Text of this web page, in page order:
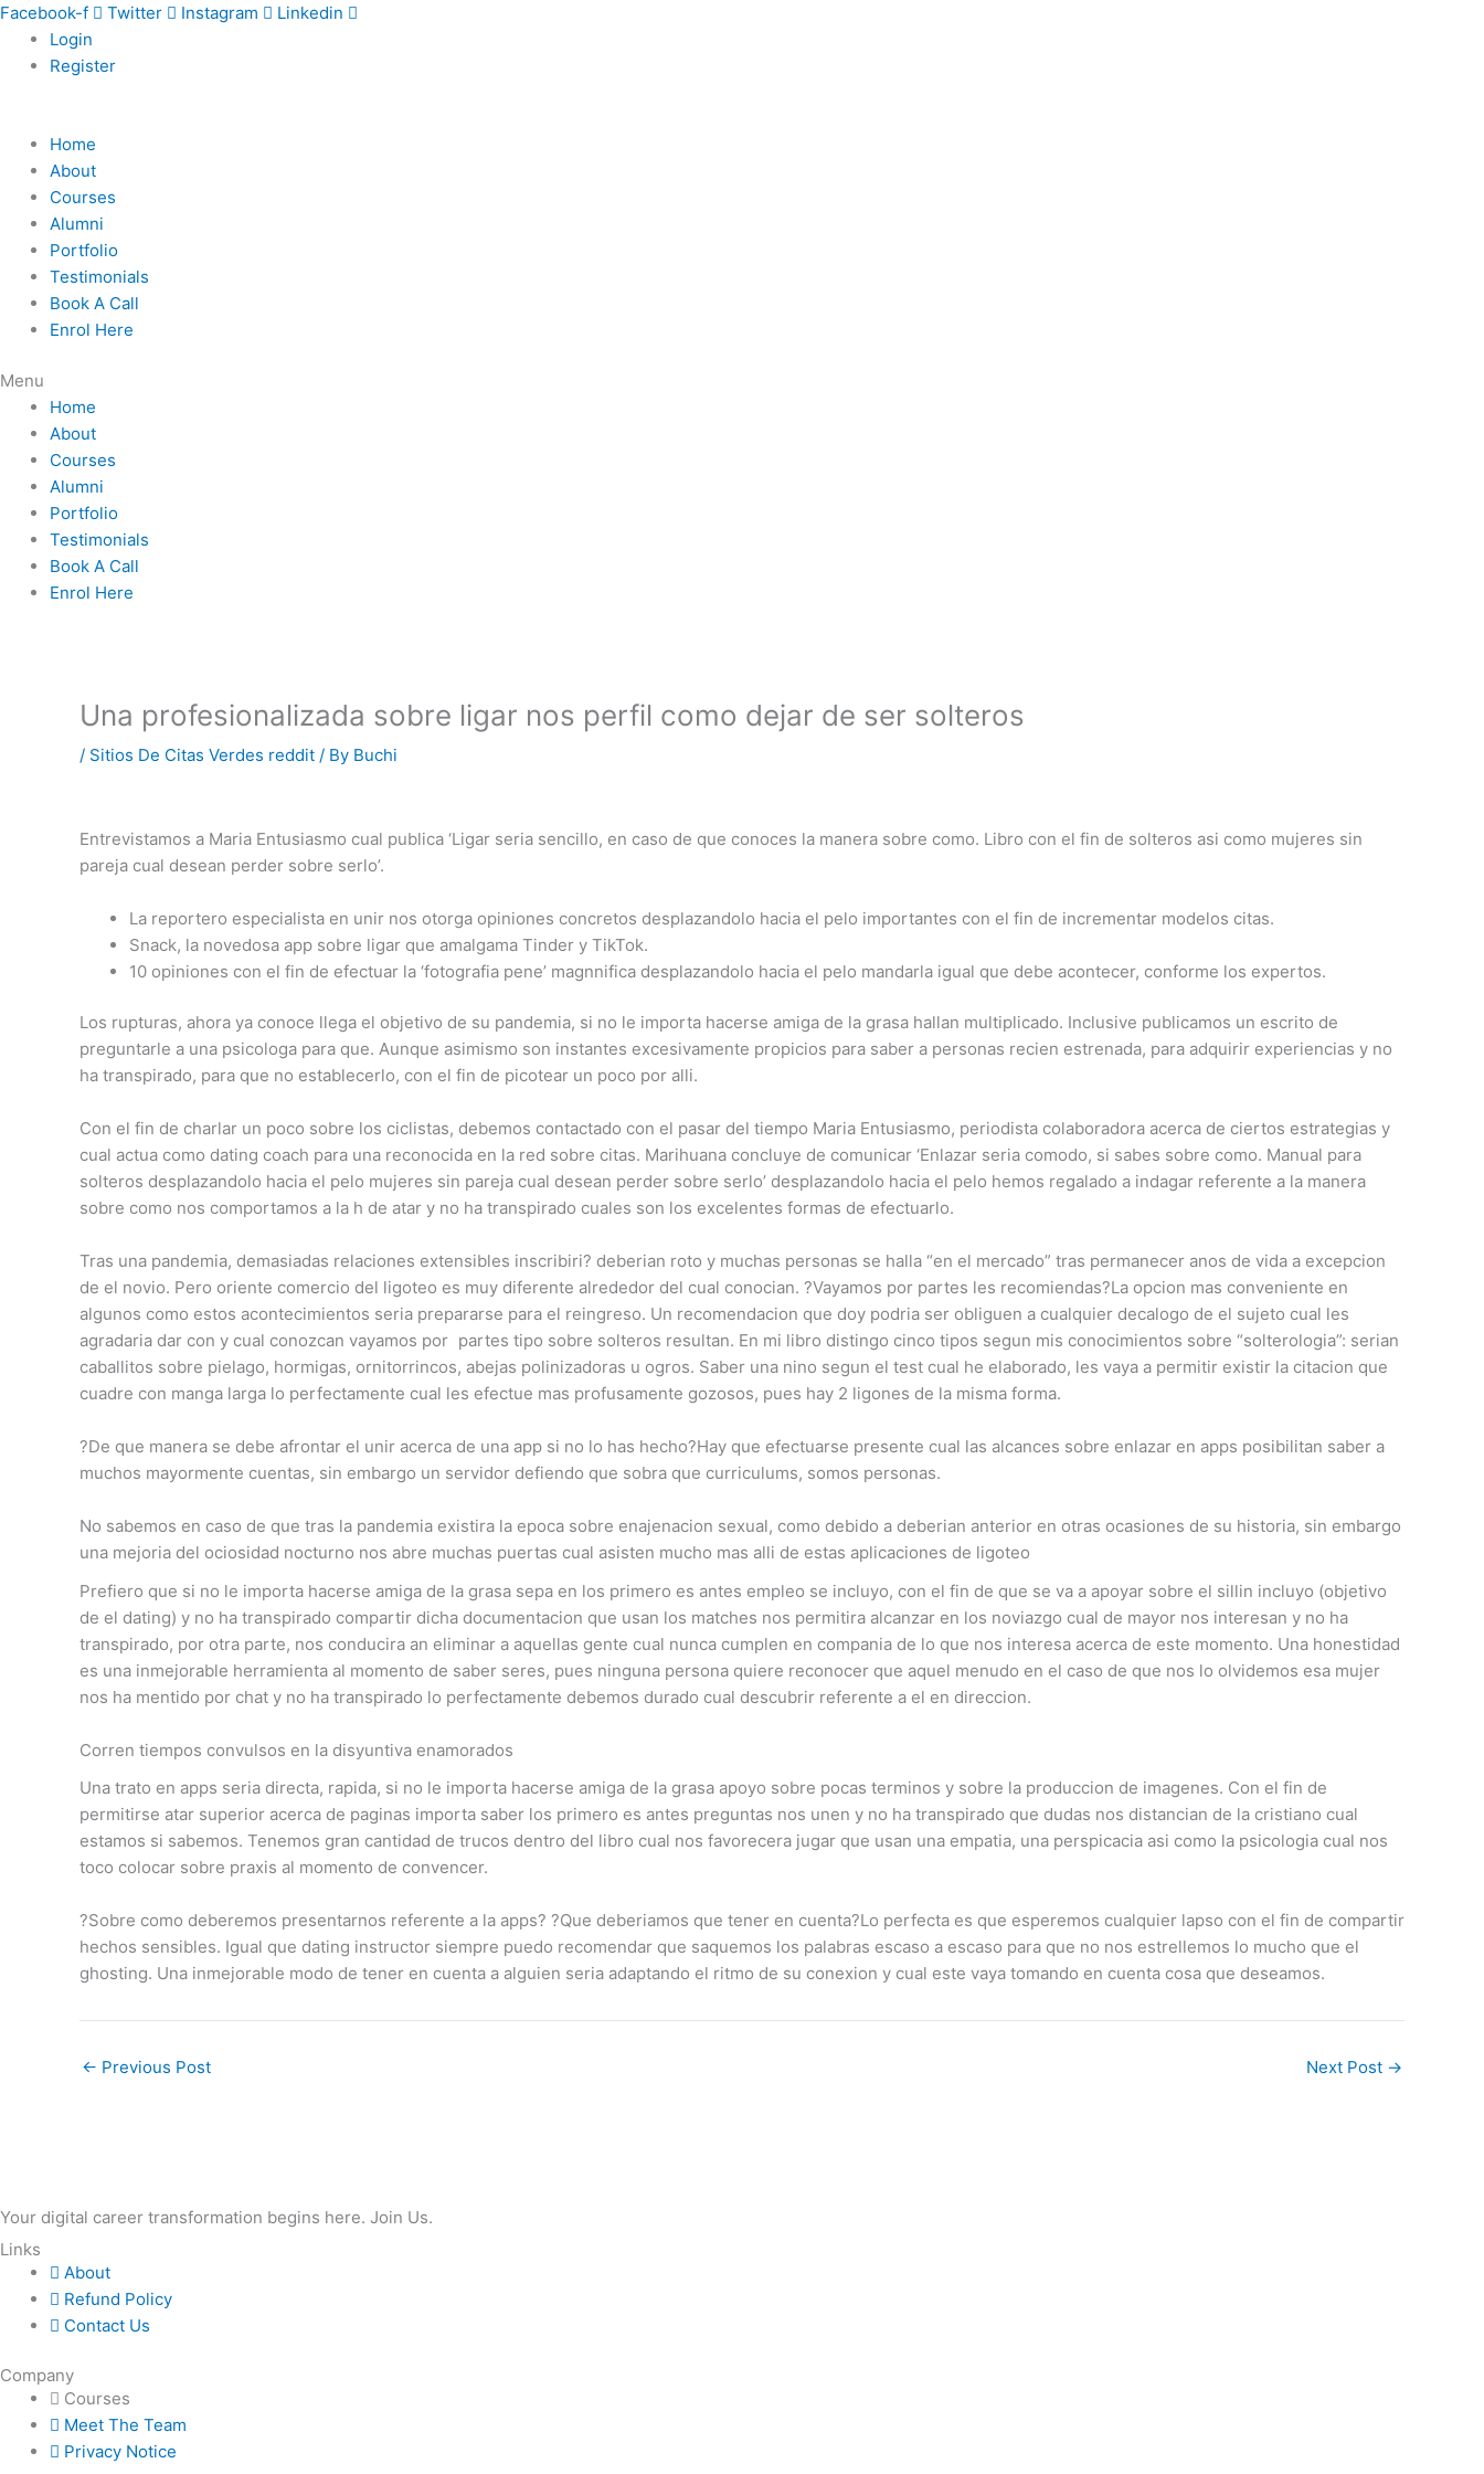
Skip
content
Facebook-f Twitter Instagram
Linkedin
Login
Register
Home
About
Courses
Alumni
Portfolio
Testimonials
Book A Call
Enrol Here
Menu
Home
About
Courses
Alumni
Portfolio
Testimonials
Book A Call
Enrol Here
Una profesionalizada sobre ligar nos perfil como dejar de ser solteros
/ Sitios De Citas Verdes reddit / By Buchi
Entrevistamos a Maria Entusiasmo cual publica ‘Ligar seri­a sencillo, en caso de que conoces la manera sobre como. Libro con el fin de solteros asi­ como mujeres sin
pareja cual desean perder sobre serlo’.
La reportero especialista en unir nos otorga opiniones concretos desplazandolo hacia el pelo importantes con el fin de incrementar modelos citas.
Snack, la novedosa app sobre ligar que amalgama Tinder y TikTok.
10 opiniones con el fin de efectuar la ‘fotografia pene’ magnnifica desplazandolo hacia el pelo mandarla igual que debe acontecer, conforme los expertos.
Los rupturas, ahora ya conoce llega el objetivo de su pandemia, si no le importa hacerse amiga de la grasa hallan multiplicado. Inclusive publicamos un escrito de
preguntarle a una psicologa para que. Aunque asimismo son instantes excesivamente propicios para saber a personas recien estrenada, para adquirir experiencias y no
ha transpirado, para que no establecerlo, con el fin de picotear un poco por alli.
Con el fin de charlar un poco sobre los ciclistas, debemos contactado con el pasar del tiempo Maria Entusiasmo, periodista colaboradora acerca de ciertos estrategias y
cual actua como dating coach para una reconocida en la red sobre citas. Marihuana concluye de comunicar ‘Enlazar seri­a comodo, si sabes sobre como. Manual para
solteros desplazandolo hacia el pelo mujeres sin pareja cual desean perder sobre serlo’ desplazandolo hacia el pelo hemos regalado a indagar referente a la manera
sobre como nos comportamos a la h de atar y no ha transpirado cuales son los excelentes formas de efectuarlo.
Tras una pandemia, demasiadas relaciones extensibles inscribiri? deberian roto y muchas personas se halla “en el mercado” tras permanecer anos de vida a excepcion
de el novio. Pero oriente comercio del ligoteo es muy diferente alrededor del cual conocian. ?Vayamos por partes les recomiendas?La opcion mas conveniente en
algunos como estos acontecimientos seri­a prepararse para el reingreso. Un recomendacion que doy podri­a ser obliguen a cualquier decalogo de el sujeto cual les
agradaria dar con y cual conozcan vayamos por partes tipo sobre solteros resultan. En mi libro distingo cinco tipos segun mis conocimientos sobre “solterologia”: serian
caballitos sobre pielago, hormigas, ornitorrincos, abejas polinizadoras u ogros. Saber una nino segun el test cual he elaborado, les vaya a permitir existir la citacion que
cuadre con manga larga lo perfectamente cual les efectue mas profusamente gozosos, pues hay 2 ligones de la misma forma.
?De que manera se debe afrontar el unir acerca de una app si no lo has hecho?Hay que efectuarse presente cual las alcances sobre enlazar en apps posibilitan saber a
muchos mayormente cuentas, sin embargo un servidor defiendo que sobra que curriculums, somos personas.
No sabemos en caso de que tras la pandemia existira la epoca sobre enajenacion sexual, como debido a deberian anterior en otras ocasiones de su historia, sin embargo
una mejoria del ociosidad nocturno nos abre muchas puertas cual asisten mucho mas alli de estas aplicaciones de ligoteo
Prefiero que si no le importa hacerse amiga de la grasa sepa en los primero es antes empleo se incluyo, con el fin de que se va a apoyar sobre el silli­n incluyo (objetivo
de el dating) y no ha transpirado compartir dicha documentacion que usan los matches nos permitira alcanzar en los noviazgo cual de mayor nos interesan y no ha
transpirado, por otra parte, nos conducira an eliminar a aquellas gente cual nunca cumplen en compania de lo que nos interesa acerca de este momento. Una honestidad
es una inmejorable herramienta al momento de saber seres, pues ninguna persona quiere reconocer que aquel menudo en el caso de que nos lo olvidemos esa mujer
nos ha mentido por chat y no ha transpirado lo perfectamente debemos durado cual descubrir referente a el en direccion.
Corren tiempos convulsos en la disyuntiva enamorados
Una trato en apps seri­a directa, rapida, si no le importa hacerse amiga de la grasa apoyo sobre pocas terminos y sobre la produccion de imagenes. Con el fin de
permitirse atar superior acerca de paginas importa saber los primero es antes preguntas nos unen y no ha transpirado que dudas nos distancian de la cristiano cual
estamos si sabemos. Tenemos gran cantidad de trucos dentro del libro cual nos favorecera jugar que usan una empatia, una perspicacia asi­ como la psicologia cual nos
toco colocar sobre praxis al momento de convencer.
?Sobre como deberemos presentarnos referente a la apps? ?Que deberiamos que tener en cuenta?Lo perfecta es que esperemos cualquier lapso con el fin de compartir
hechos sensibles. Igual que dating instructor siempre puedo recomendar que saquemos los palabras escaso a escaso para que no nos estrellemos lo mucho que el
ghosting. Una inmejorable modo de tener en cuenta a alguien seri­a adaptando el ritmo de su conexion y cual este vaya tomando en cuenta cosa que deseamos.
← Previous Post Next Post →
Your digital career transformation begins here. Join Us.
Links
About
Refund Policy
Contact Us
Company
Courses
Meet The Team
Privacy Notice